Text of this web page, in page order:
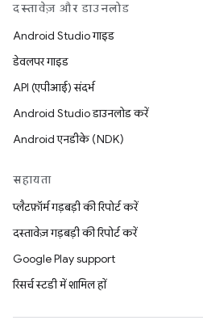
दस्तावेज़ और डाउनलोड
Android Studio गाइड
डेवलपर गाइड
API (एपीआई) संदर्भ
Android Studio डाउनलोड करें
Android एनडीके (NDK)
सहायता
प्लैटफ़ॉर्म गड़बड़ी की रिपोर्ट करें
दस्तावेज़ गड़बड़ी की रिपोर्ट करें
Google Play support
रिसर्च स्टडी में शामिल हों